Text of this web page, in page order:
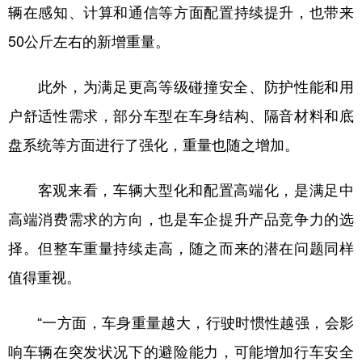
辆在感知、计算和通信等方面配置持续提升，也带来
50公斤左右的新增重量。
此外，为满足更高等级碰撞安全、防护性能和用
户舒适性需求，部分车型在车身结构、隔音材料和底
盘系统等方面进行了强化，重量也随之增加。
客观来看，车辆大型化和配置高端化，是满足中
高端消费需求的方向，也是车企提升产品竞争力的选
择。但整车重量持续走高，随之而来的潜在问题同样
值得重视。
“一方面，车身重量越大，行驶时惯性越强，会影
响车辆在突发状况下的避险能力，可能增加行车安全